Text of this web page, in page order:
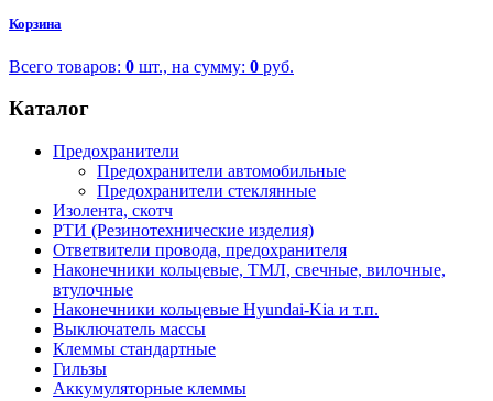
Корзина
Всего товаров: 0 шт., на сумму: 0 руб.
Каталог
Предохранители
Предохранители автомобильные
Предохранители стеклянные
Изолента, скотч
РТИ (Резинотехнические изделия)
Ответвители провода, предохранителя
Наконечники кольцевые, ТМЛ, свечные, вилочные,
втулочные
Наконечники кольцевые Hyundai-Kia и т.п.
Выключатель массы
Клеммы стандартные
Гильзы
Аккумуляторные клеммы